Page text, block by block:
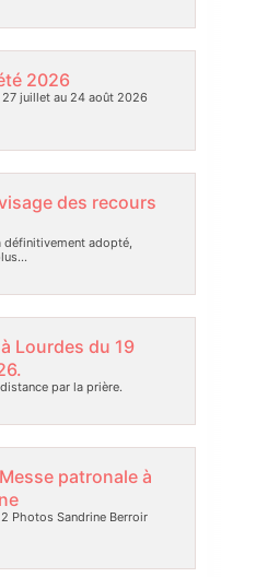
2026
juillet au 24 août 2026
des recours
définitivement adopté,
Lourdes du 19
par la prière.
patronale à
Photos Sandrine Berroir